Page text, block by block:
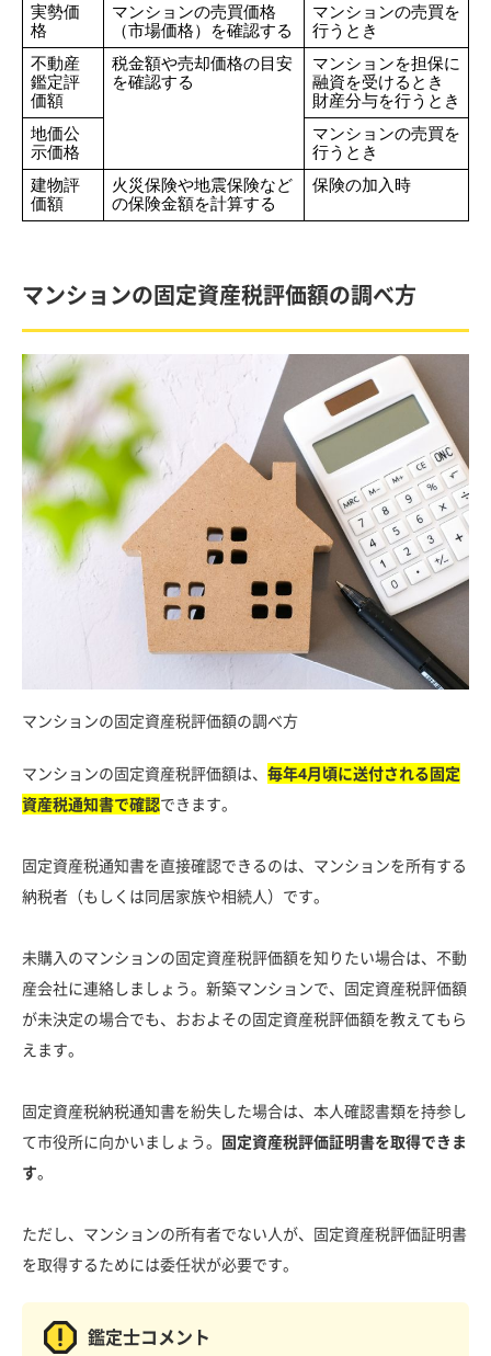
実勢価
格
マンションの売買価格
（市場価格）を確認する
マンションの売買を
行うとき
不動産
鑑定評
価額
税金額や売却価格の目安
を確認する
マンションを担保に
融資を受けるとき
財産分与を行うとき
地価公
示価格
マンションの売買を
行うとき
建物評
価額
火災保険や地震保険など
の保険金額を計算する
保険の加入時
マンションの固定資産税評価額の調べ方
マンションの固定資産税評価額の調べ方
マンションの固定資産税評価額は、 毎年4月頃に送付される固定
資産税通知書で確認できます。
固定資産税通知書を直接確認できるのは、マンションを所有する
納税者（もしくは同居家族や相続人）です。
未購入のマンションの固定資産税評価額を知りたい場合は、不動
産会社に連絡しましょう。新築マンションで、固定資産税評価額
が未決定の場合でも、おおよその固定資産税評価額を教えてもら
えます。
固定資産税納税通知書を紛失した場合は、本人確認書類を持参し
て市役所に向かいましょう。 固定資産税評価証明書を取得できま
す。
ただし、マンションの所有者でない人が、固定資産税評価証明書
を取得するためには委任状が必要です。
鑑定士コメント